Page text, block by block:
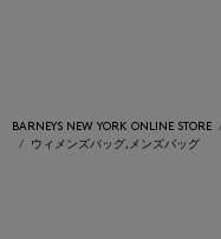
BARNEYS NEW YORK ONLINE STORE
ウィメンズバッグ,メンズバッグ